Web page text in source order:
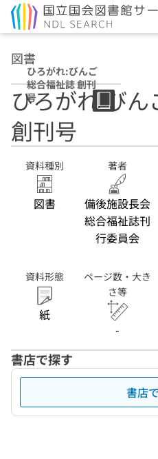
図書
ひろがれ:びんご
総合福祉誌 創刊
号
ひろがれ:び
創刊号
資料種別
図書
著者
備後施設長会
総合福祉誌刊
行委員会
資料形態
紙
ページ数・大き
さ等
-
書店で探す
書店